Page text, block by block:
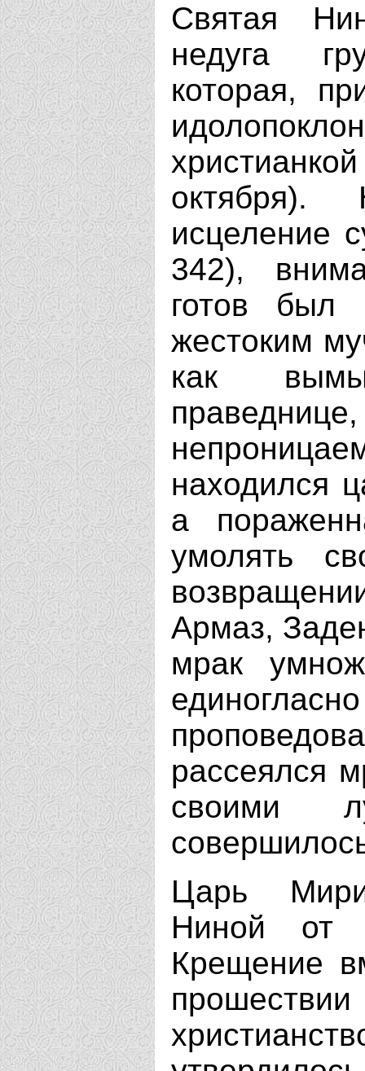
Святая
недуга
которая,
октября).
исцеление
342),
готов был
жестоким
как
находился
а
умолять
Армаз,
мрак
рассеялся
своими
Царь
Ниной от
Крещение